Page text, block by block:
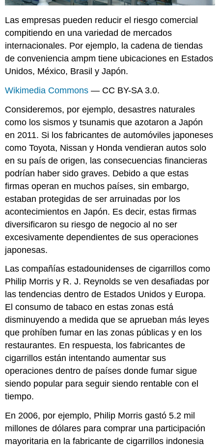
Las empresas pueden reducir el riesgo comercial
compitiendo en una variedad de mercados
internacionales. Por ejemplo, la cadena de tiendas
de conveniencia ampm tiene ubicaciones en Estados
Unidos, México, Brasil y Japón.
Wikimedia Commons — CC BY-SA 3.0.
Consideremos, por ejemplo, desastres naturales
como los sismos y tsunamis que azotaron a Japón
en 2011. Si los fabricantes de automóviles japoneses
como Toyota, Nissan y Honda vendieran autos solo
en su país de origen, las consecuencias financieras
podrían haber sido graves. Debido a que estas
firmas operan en muchos países, sin embargo,
estaban protegidas de ser arruinadas por los
acontecimientos en Japón. Es decir, estas firmas
diversificaron su riesgo de negocio al no ser
excesivamente dependientes de sus operaciones
japonesas.
Las compañías estadounidenses de cigarrillos como
Philip Morris y R. J. Reynolds se ven desafiadas por
las tendencias dentro de Estados Unidos y Europa.
El consumo de tabaco en estas zonas está
disminuyendo a medida que se aprueban más leyes
que prohíben fumar en las zonas públicas y en los
restaurantes. En respuesta, los fabricantes de
cigarrillos están intentando aumentar sus
operaciones dentro de países donde fumar sigue
siendo popular para seguir siendo rentable con el
tiempo.
En 2006, por ejemplo, Philip Morris gastó 5.2 mil
millones de dólares para comprar una participación
mayoritaria en la fabricante de cigarrillos indonesia